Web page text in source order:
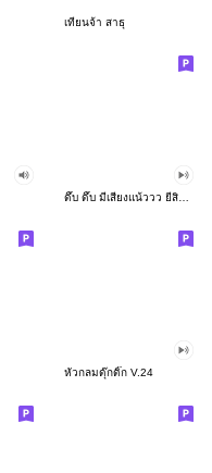
เทียนจ้า สาธุ
ดึ๊บ ดึ๊บ มีเสียงแน้ววว ยี่สิบสอง
หัวกลมดุ๊กดิ๊ก V.24